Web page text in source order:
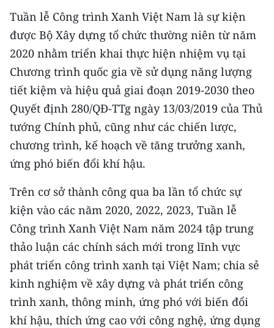
Tuần lễ Công trình Xanh Việt Nam là sự kiện
được Bộ Xây dựng tổ chức thường niên từ năm
2020 nhằm triển khai thực hiện nhiệm vụ tại
Chương trình quốc gia về sử dụng năng lượng
tiết kiệm và hiệu quả giai đoạn 2019-2030 theo
Quyết định 280/QĐ-TTg ngày 13/03/2019 của Thủ
tướng Chính phủ, cũng như các chiến lược,
chương trình, kế hoạch về tăng trưởng xanh,
ứng phó biến đổi khí hậu.
Trên cơ sở thành công qua ba lần tổ chức sự
kiện vào các năm 2020, 2022, 2023, Tuần lễ
Công trình Xanh Việt Nam năm 2024 tập trung
thảo luận các chính sách mới trong lĩnh vực
phát triển công trình xanh tại Việt Nam; chia sẻ
kinh nghiệm về xây dựng và phát triển công
trình xanh, thông minh, ứng phó với biến đổi
khí hậu, thích ứng cao với công nghệ, ứng dụng